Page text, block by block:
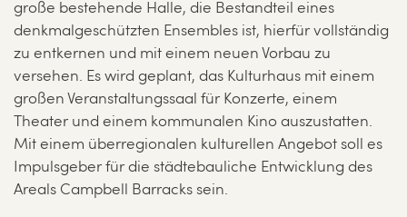
große bestehende Halle, die Bestandteil eines
denkmalgeschützten Ensembles ist, hierfür vollständig
zu entkernen und mit einem neuen Vorbau zu
versehen. Es wird geplant, das Kulturhaus mit einem
großen Veranstaltungssaal für Konzerte, einem
Theater und einem kommunalen Kino auszustatten.
Mit einem überregionalen kulturellen Angebot soll es
Impulsgeber für die städtebauliche Entwicklung des
Areals Campbell Barracks sein.